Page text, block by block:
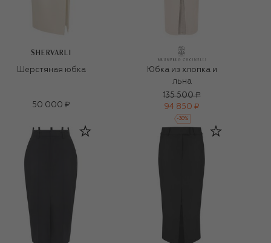
SHERVARLI
Шерстяная юбка
50 000 ₽
Юбка из хлопка и
льна
135 500 ₽
94 850 ₽
-30%